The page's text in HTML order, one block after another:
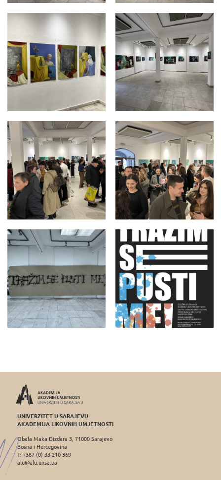
UNIVERZITET U SARAJEVU
AKADEMIJA LIKOVNIH UMJETNOSTI
Obala Maka Dizdara 3, 71000 Sarajevo
Bosna i Hercegovina
T: +387 (0) 33 210 369
alu@alu.unsa.ba